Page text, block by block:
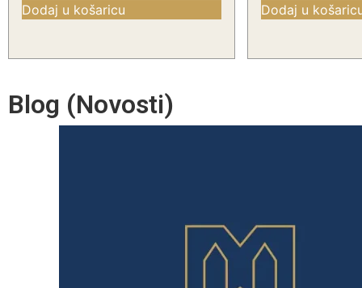
Dodaj u košaricu Dodaj u
Blog (Novosti)